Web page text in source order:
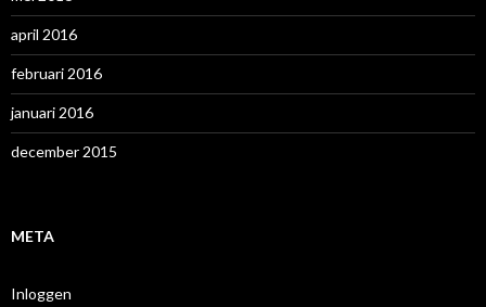
april 2016
februari 2016
januari 2016
december 2015
META
Inloggen